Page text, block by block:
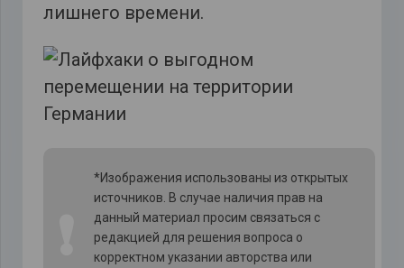
лишнего времени.
*Изображения использованы из открытых
источников. В случае наличия прав на
данный материал просим связаться с
редакцией для решения вопроса о
корректном указании авторства или